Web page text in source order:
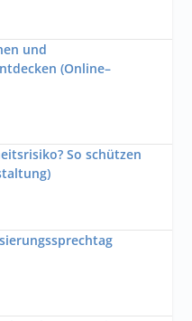
und
(Online–
So schützen